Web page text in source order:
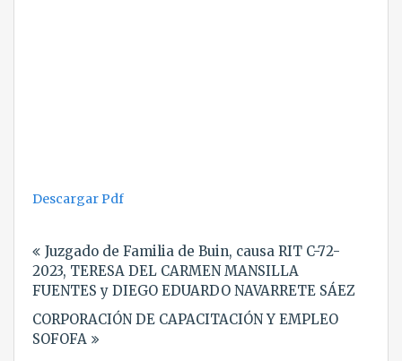
Descargar Pdf
de
entradas
Juzgado de Familia de Buin, causa RIT C-72-
2023, TERESA DEL CARMEN MANSILLA
FUENTES y DIEGO EDUARDO NAVARRETE SÁEZ
CORPORACIÓN DE CAPACITACIÓN Y EMPLEO
SOFOFA